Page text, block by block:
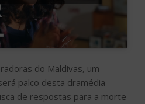
do Maldivas, um
palco desta dramédia
de respostas para a morte